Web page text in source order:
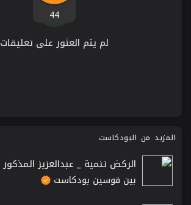
44
لم يتم العثور على تعليقات
المزيد من البودكاست
بين قوسين بودكاست